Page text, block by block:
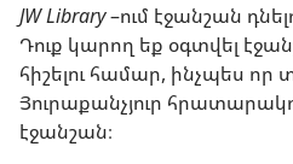
JW Library–ում էջանշան
Դուք կարող եք օգտվել
հիշելու համար, ինչպես որ
Յուրաքանչյուր
էջանշան։